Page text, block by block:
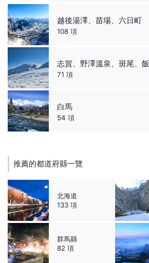
越後湯澤、苗場、六日町
108 項
志賀、野澤溫泉、斑尾、
71 項
白馬
54 項
推薦的都道府縣一覽
北海道
133 項
群馬縣
82 項